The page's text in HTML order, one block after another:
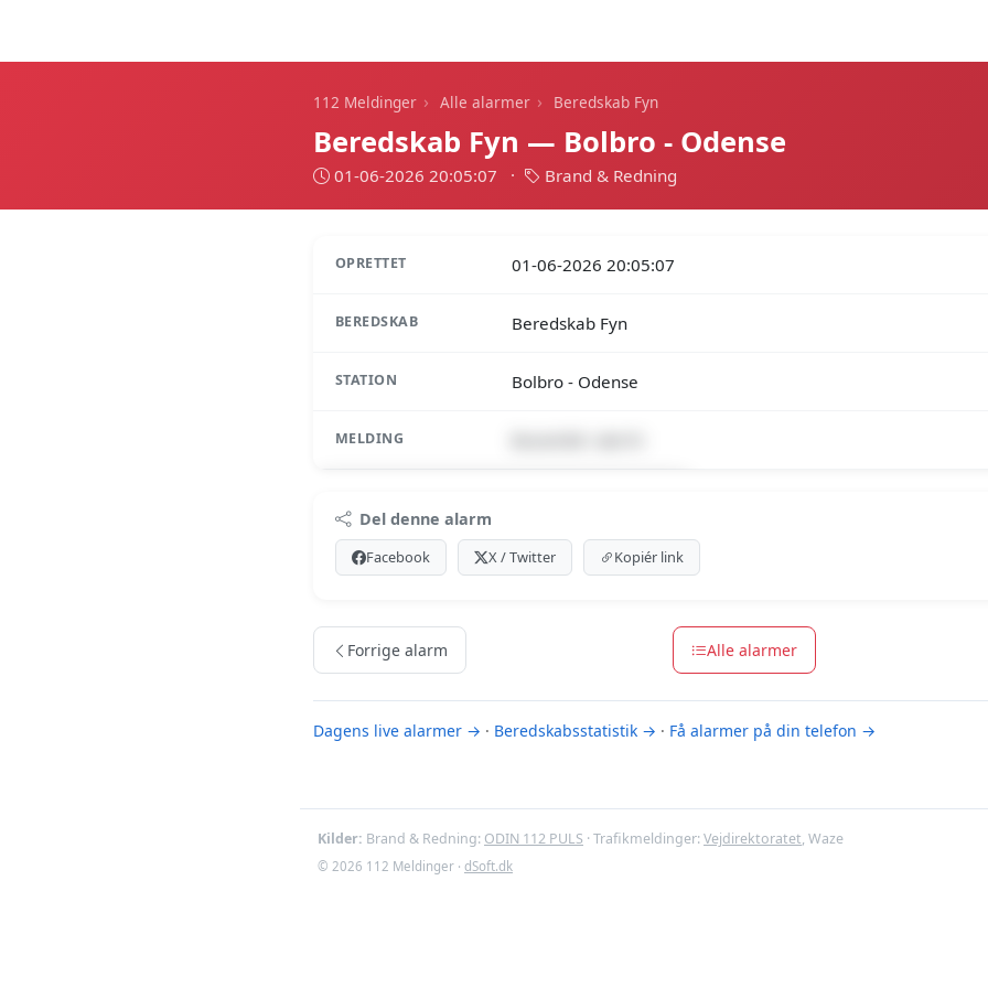
112 Meldinger › Alle alarmer › Beredskab Fyn
Beredskab Fyn — Bolbro - Odense
01-06-2026 20:05:07 · Brand & Redning
OPRETTET 01-06-2026 20:05:07
BEREDSKAB Beredskab Fyn
STATION Bolbro - Odense
MELDING
Premium indhold
Log ind med Premium for at se meldingen.
Se Premium-muligheder
Del denne alarm
Facebook X / Twitter Kopiér link
Forrige alarm Alle alarmer
Dagens live alarmer → · Beredskabsstatistik → · Få alarmer på din telefon →
Kilder: Brand & Redning: ODIN 112 PULS · Trafikmeldinger:Vejdirektoratet, Waze
© 2026 112 Meldinger · dSoft.dk